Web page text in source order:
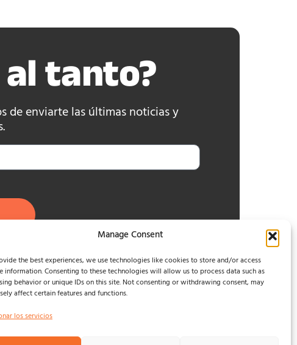
Manage Consent
the best experiences, we use technologies like cookies to store and/or access
information. Consenting to these technologies will allow us to process data such as
behavior or unique IDs on this site. Not consenting or withdrawing consent, may
affect certain features and functions.
los servicios
tanto?
de enviarte las últimas noticias y